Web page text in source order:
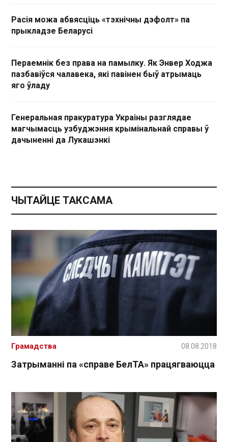
Расія можа абвясціць «тэхнічны дэфолт» па
прыкладзе Беларусі
Пераемнік без права на памылку. Як Энвер Ходжа
пазбавіўся чалавека, які павінен быў атрымаць
яго ўладу
Генеральная пракуратура Украіны разглядае
магчымасць узбуджэння крымінальнай справы ў
дачыненні да Лукашэнкі
ЧЫТАЙЦЕ ТАКСАМА
Затрыманні па «справе БелТА» працягваюцца
Грамадства 08.08.2018